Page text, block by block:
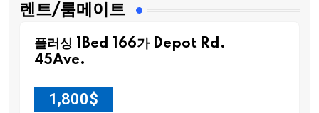
렌트/룸메이트
플러싱 1Bed 166가 Depot Rd.
45Ave.
1,800$